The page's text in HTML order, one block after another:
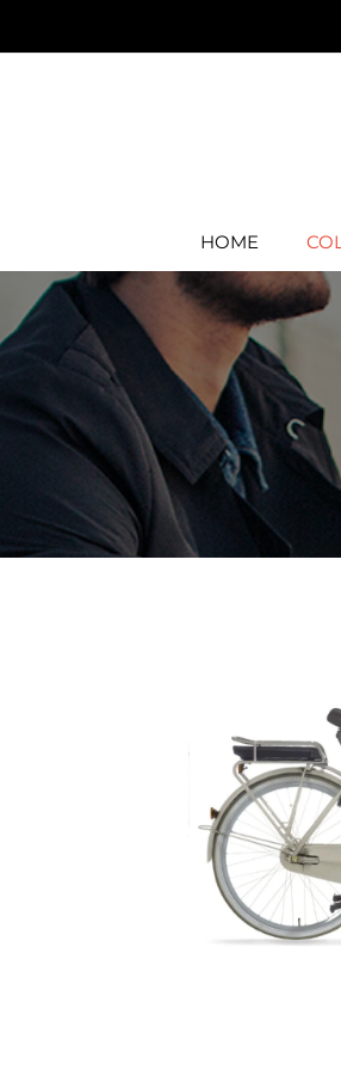
HOME